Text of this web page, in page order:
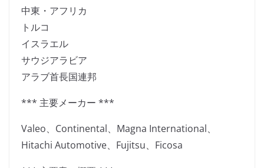
中東・アフリカ
トルコ
イスラエル
サウジアラビア
アラブ首長国連邦
*** 主要メーカー ***
Valeo、Continental、Magna International、
Hitachi Automotive、Fujitsu、Ficosa